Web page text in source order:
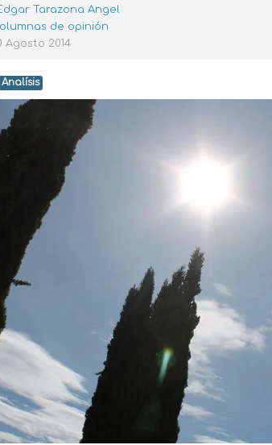
Tarazona Angel
de opinión
Agosto 2014
Analísis